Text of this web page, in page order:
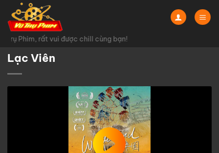
Chuyển
đến
nội
dung
Trụ Phim, rất vui được chill cùng bạn!
Lạc Viên